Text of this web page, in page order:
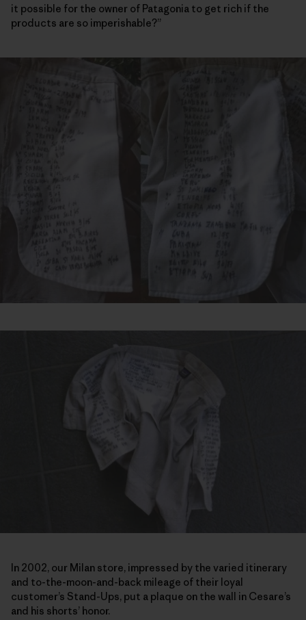
it possible for the owner of Patagonia to get rich if the
products are so imperishable?”
In 2002, our Milan store, impressed by the varied itinerary
and to-the-moon-and-back mileage of their loyal
customer’s Stand-Ups, put a plaque on the wall in Cesare’s
and his shorts’ honor.